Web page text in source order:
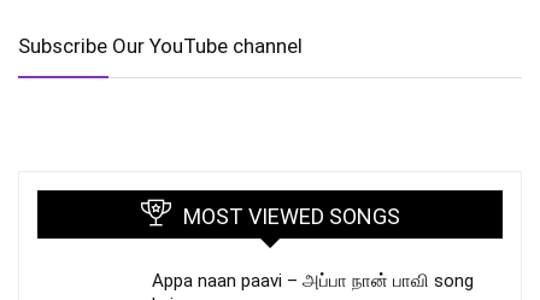
Subscribe Our YouTube channel
MOST VIEWED SONGS
Appa naan paavi – அப்பா நான் பாவி song